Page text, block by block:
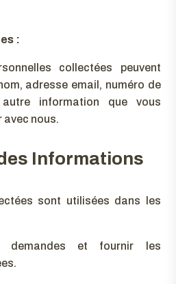
:
collectées peuvent
adresse email, numéro de
information que vous
nous.
Informations
sont utilisées dans les
demandes et fournir les